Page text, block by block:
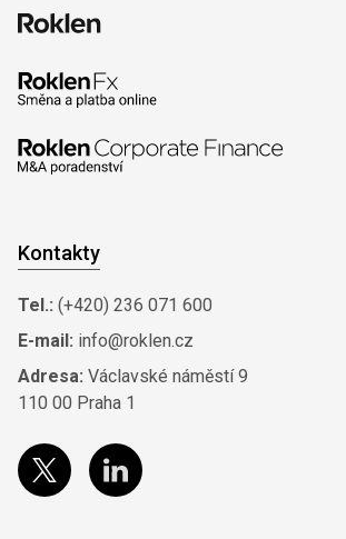
Kontakty
Tel.: (+420) 236 071 600
E-mail: info@roklen.cz
Adresa: Václavské náměstí 9
110 00 Praha 1